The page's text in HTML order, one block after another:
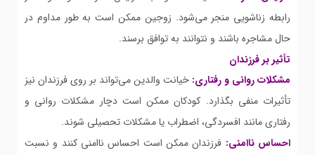
رابطه زناشویی منجر می‌شود. زوجین ممکن است به طور مداوم در
حال مشاجره باشند و نتوانند به توافق برسند.
تأثیر بر فرزندان
مشکلات روانی و رفتاری: خیانت والدین می‌تواند بر روی فرزندان نیز
تأثیرات منفی بگذارد. کودکان ممکن است دچار مشکلات روانی و
رفتاری مانند افسردگی، اضطراب یا مشکلات تحصیلی شوند.
احساس ناامنی: فرزندان ممکن است احساس ناامنی کنند و نسبت